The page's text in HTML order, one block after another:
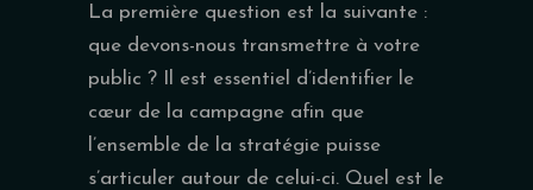
La première question est la suivante :
que devons-nous transmettre à votre
public ? Il est essentiel d’identifier le
cœur de la campagne afin que
l’ensemble de la stratégie puisse
s’articuler autour de celui-ci. Quel est le